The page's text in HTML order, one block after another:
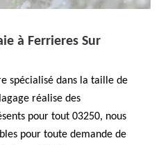
à Ferrieres Sur
spécialisé dans la taille de
réalise des
pour tout 03250, nous
pour toute demande de